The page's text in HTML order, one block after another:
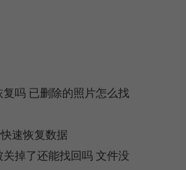
吗 已删除的照片怎么找
快速恢复数据
掉了还能找回吗 文件没